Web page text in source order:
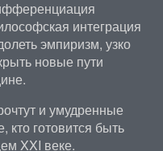
интеграция
эмпиризм, узко
новые пути
и умудренные
готовится быть
XXI веке.